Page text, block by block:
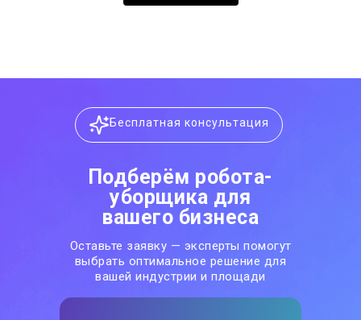
Оставьте заявку — эксперты помогут
выбрать оптимальное решение для
вашей индустрии и площади
Бесплатная консультация
Подберём робота-
уборщика для
вашего бизнеса